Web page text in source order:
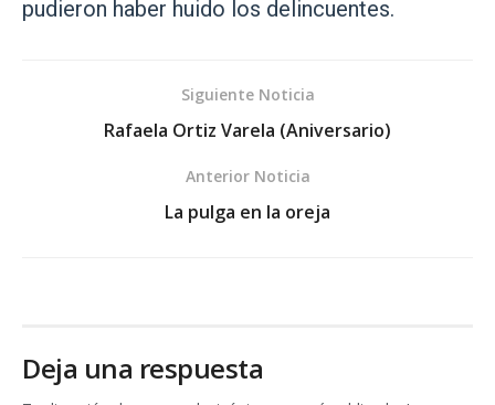
pudieron haber huido los delincuentes.
Siguiente Noticia
Rafaela Ortiz Varela (Aniversario)
Anterior Noticia
La pulga en la oreja
Deja una respuesta